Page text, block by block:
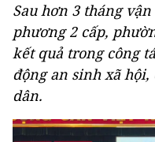
Sau hơn 3 tháng
phương 2 cấp,
kết quả trong công
động an sinh xã
dân.